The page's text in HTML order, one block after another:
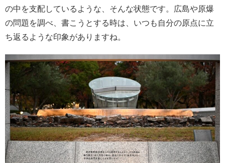
の中を支配しているような、そんな状態です。広島や原爆
の問題を調べ、書こうとする時は、いつも自分の原点に立
ち返るような印象がありますね。